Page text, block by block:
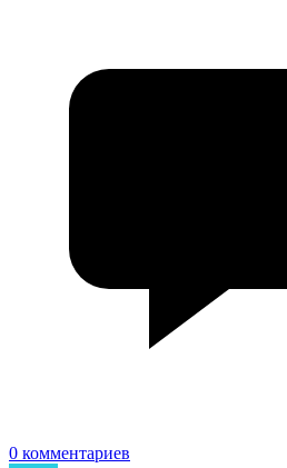
0 комментариев